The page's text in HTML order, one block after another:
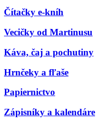
Čítačky e-kníh
Vecičky od Martinusu
Káva, čaj a pochutiny
Hrnčeky a fľaše
Papiernictvo
Zápisníky a kalendáre